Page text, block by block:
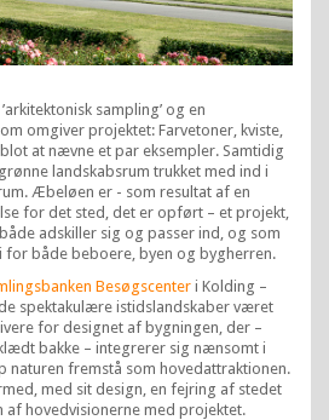
sampling’ og en
omgiver projektet: Farvetoner, kviste,
at nævne et par eksempler. Samtidig
landskabsrum trukket med ind i
Æbeløen er - som resultat af en
for det sted, det er opført – et projekt,
adskiller sig og passer ind, og som
for både beboere, byen og bygherren.
Besøgscenteri Kolding –
spektakulære istidslandskaber været
for designet af bygningen, der –
bakke – integrerer sig nænsomt i
naturen fremstå som hovedattraktionen.
med sit design, en fejring af stedet
af hovedvisionerne med projektet.